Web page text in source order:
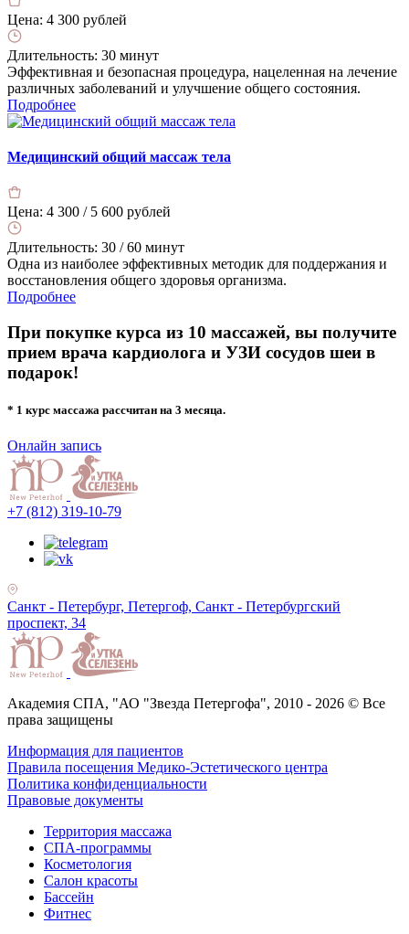
Цена: 4 300 рублей
Длительность: 30 минут
Эффективная и безопасная процедура, нацеленная на лечение
различных заболеваний и улучшение общего состояния.
Подробнее
Медицинский общий массаж тела
Цена: 4 300 / 5 600 рублей
Длительность: 30 / 60 минут
Одна из наиболее эффективных методик для поддержания и
восстановления общего здоровья организма.
Подробнее
При покупке курса из 10 массажей, вы получите
прием врача кардиолога и УЗИ сосудов шеи в
подарок!
* 1 курс массажа рассчитан на 3 месяца.
Онлайн запись
+7 (812) 319-10-79
Санкт - Петербург, Петергоф, Санкт - Петербургский
проспект, 34
Академия СПА, "АО "Звезда Петергофа", 2010 - 2026 © Все
права защищены
Информация для пациентов
Правила посещения Медико-Эстетического центра
Политика конфиденциальности
Правовые документы
Территория массажа
СПА-программы
Косметология
Салон красоты
Бассейн
Фитнес